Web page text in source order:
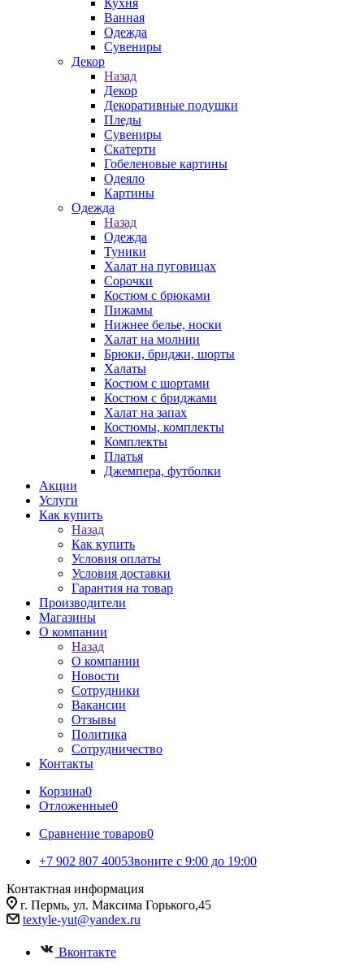
Кухня
Ванная
Одежда
Сувениры
Декор
Назад
Декор
Декоративные подушки
Пледы
Сувениры
Скатерти
Гобеленовые картины
Одеяло
Картины
Одежда
Назад
Одежда
Туники
Халат на пуговицах
Сорочки
Костюм с брюками
Пижамы
Нижнее белье, носки
Халат на молнии
Брюки, бриджи, шорты
Халаты
Костюм с шортами
Костюм с бриджами
Халат на запах
Костюмы, комплекты
Комплекты
Платья
Джемпера, футболки
Акции
Услуги
Как купить
Назад
Как купить
Условия оплаты
Условия доставки
Гарантия на товар
Производители
Магазины
О компании
Назад
О компании
Новости
Сотрудники
Вакансии
Отзывы
Политика
Сотрудничество
Контакты
Корзина0
Отложенные0
Сравнение товаров0
+7 902 807 4005Звоните с 9:00 до 19:00
Контактная информация
г. Пермь, ул. Максима Горького,45
textyle-yut@yandex.ru
Вконтакте